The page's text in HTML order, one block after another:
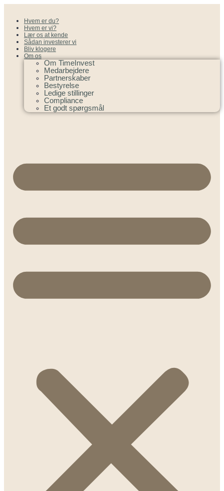
Hvem er du?
Hvem er vi?
Lær os at kende
Sådan investerer vi
Bliv klogere
Om os
Om TimeInvest
Medarbejdere
Partnerskaber
Bestyrelse
Ledige stillinger
Compliance
Et godt spørgsmål